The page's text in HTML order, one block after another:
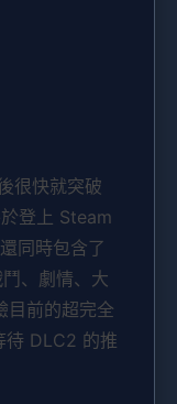
很快就突破
登上 Steam
同時包含了
、劇情、大
目前的超完全
待 DLC2 的推